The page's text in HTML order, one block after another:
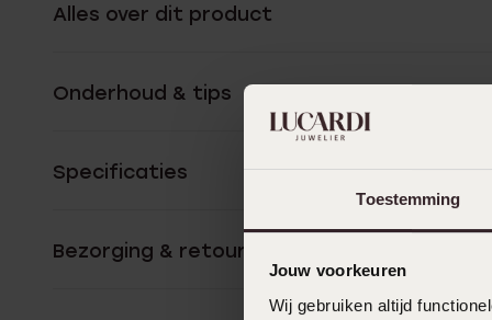
Toestemming
Jouw voorkeuren
Wij gebruiken altijd
Alles over dit product
Onderhoud & tips
Specificaties
Bezorging & retourneren